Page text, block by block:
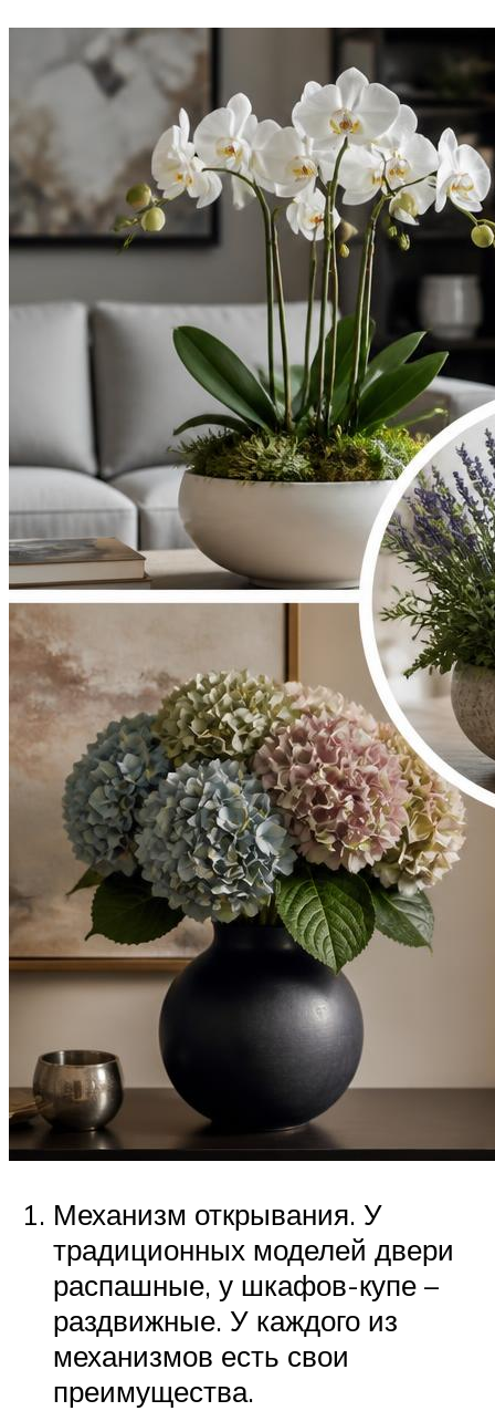
Механизм открывания. У
традиционных моделей двери
распашные, у шкафов-купе –
раздвижные. У каждого из
механизмов есть свои
преимущества.